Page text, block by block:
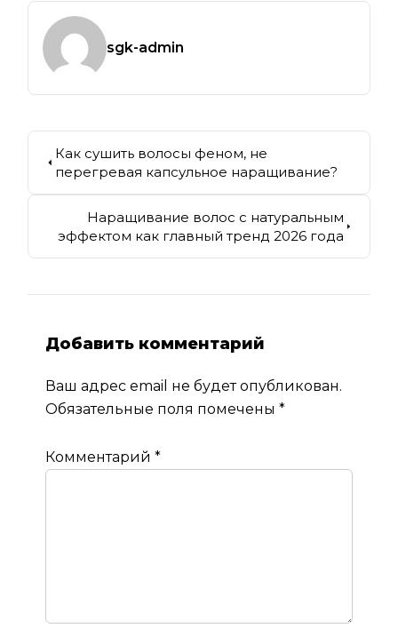
sgk-admin
Как сушить волосы феном, не
перегревая капсульное наращивание?
Наращивание волос с натуральным
эффектом как главный тренд 2026 года
Добавить комментарий
Ваш адрес email не будет опубликован.
Обязательные поля помечены *
Комментарий *